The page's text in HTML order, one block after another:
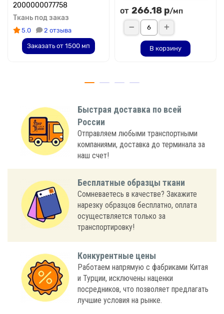
2000000077758
Ткань под заказ
5.0 2 отзыва
Заказать от 1500 мп
от 266.18 р/мп
В корзину
Быстрая доставка по всей
России
Отправляем любыми транспортными
компаниями, доставка до терминала за
наш счет!
Бесплатные образцы ткани
Сомневаетесь в качестве? Закажите
нарезку образцов бесплатно, оплата
осуществляется только за
транспортировку!
Конкурентные цены
Работаем напрямую с фабриками Китая
и Турции, исключены наценки
посредников, что позволяет предлагать
лучшие условия на рынке.